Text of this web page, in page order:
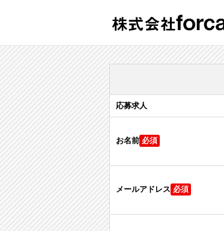
応募求人
お名前
メールアドレス